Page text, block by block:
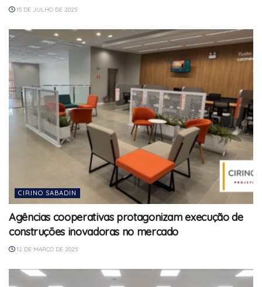
15 DE JULHO DE 2025
CIRINO SABADIN
Agências cooperativas protagonizam execução de
construções inovadoras no mercado
12 DE MARÇO DE 2025